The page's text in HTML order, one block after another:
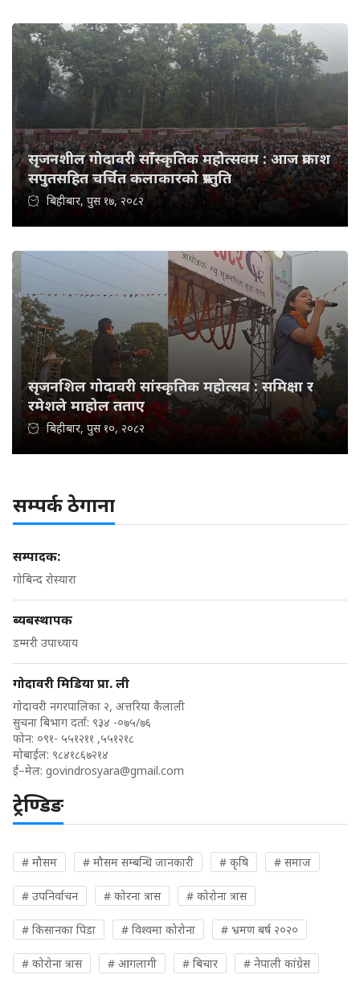
सृजनशील गोदावरी साँस्कृतिक महोत्सवम : आज प्रकाश
सपुतसहित चर्चित कलाकारको प्रस्तुति
बिहीबार, पुस १७, २०८२
सृजनशिल गोदावरी सांस्कृतिक महोत्सव : समिक्षा र
रमेशले माहोल तताए
बिहीबार, पुस १०, २०८२
सम्पर्क ठेगाना
सम्पादक:
गोबिन्द रोस्यारा
ब्यबस्थापक
डम्मरी उपाध्याय
गोदावरी मिडिया प्रा. ली
गोदावरी नगरपालिका २, अत्तरिया कैलाली
सुचना बिभाग दर्ता: ९३४ -०७५/७६
फोन: ०९१- ५५१२११ ,५५१२१८
मोबाईल: ९८४१८६७२१४
ई–मेल: govindrosyara@gmail.com
ट्रेण्डिङ
# मौसम # मौसम सम्बन्धि जानकारी # कृषि # समाज
# उपनिर्वाचन # कोरना त्रास # कोरोना त्रास
# किसानका पिडा # विश्वमा कोरोना # भ्रमण बर्ष २०२०
# कोरोना त्रास # आगलागी # बिचार # नेपाली कांग्रेस